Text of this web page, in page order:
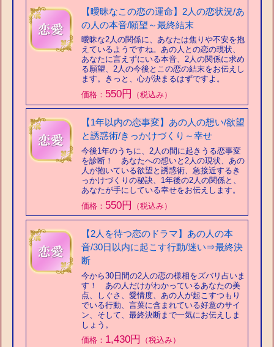
【曖昧なこの恋の運命】2人の恋状況/あ
の人の本音/願望～最終結末
曖昧な2人の関係に、あなたは焦りや不安を抱
えているようですね。あの人との恋の現状、
あなたに言えずにいる本音、2人の関係に求め
る願望、2人の今後とこの恋の結末をお伝えし
ます。きっと、心が決まるはずですよ。
価格： 550円 （税込み）
【1年以内の恋事変】あの人の想い/欲望
と誘惑術/きっかけづくり～幸せ
今後1年のうちに、2人の間に起きうる恋事変
を診断！ あなたへの想いと2人の現状、あの
人が抱いている欲望と誘惑術、急接近するき
っかけづくりの秘訣、1年後の2人の関係と、
あなたが手にしている幸せをお伝えします。
価格： 550円 （税込み）
【2人を待つ恋のドラマ】あの人の本
音/30日以内に起こす行動/迷い⇒最終決
断
今から30日間の2人の恋の様相をズバリ占いま
す！ あの人だけがわかっているあなたの美
点、しぐさ、愛情度、あの人が起こすつもり
でいる行動、言葉に含まれている好意のサイ
ン、そして、最終決断まで一気にお伝えしま
しょう。
価格： 1,430円 （税込み）